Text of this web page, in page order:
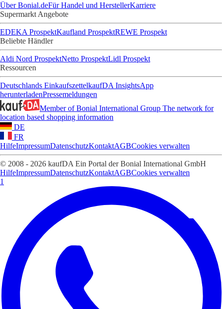
Über Bonial.deFür Handel und HerstellerKarriere
Supermarkt Angebote
EDEKA ProspektKaufland ProspektREWE Prospekt
Beliebte Händler
Aldi Nord ProspektNetto ProspektLidl Prospekt
Ressourcen
Deutschlands EinkaufszettelkaufDA InsightsApp
herunterladenPressemeldungen
Member of Bonial International Group The network for
location based shopping information
DE
FR
HilfeImpressumDatenschutzKontaktAGBCookies verwalten
© 2008 - 2026 kaufDA Ein Portal der Bonial International GmbH
HilfeImpressumDatenschutzKontaktAGBCookies verwalten
1